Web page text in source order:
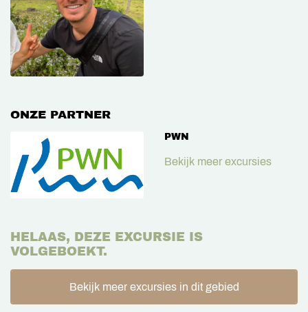
ONZE PARTNER
PWN
Bekijk meer excursies
HELAAS, DEZE EXCURSIE IS
VOLGEBOEKT.
Bekijk meer excursies in dit gebied